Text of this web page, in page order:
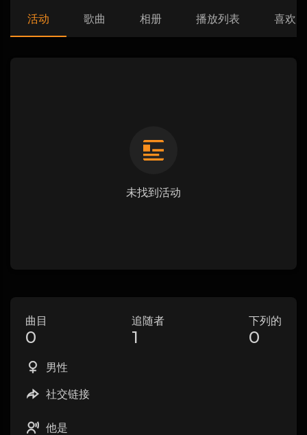
活动 歌曲 相册 播放列表 喜欢
未找到活动
曲目
0
追随者
1
下列的
0
男性
社交链接
他是